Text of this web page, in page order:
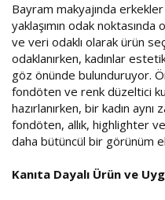
Bayram makyajında
yaklaşımın odak
ve veri odaklı olarak ürün
odaklanırken, kadınlar
göz önünde bulunduruyor.
fondöten ve renk düzeltici
hazırlanırken, bir kadın
fondöten, allık, highlighter
daha bütüncül bir görünüm
Kanıta Dayalı Ürün ve